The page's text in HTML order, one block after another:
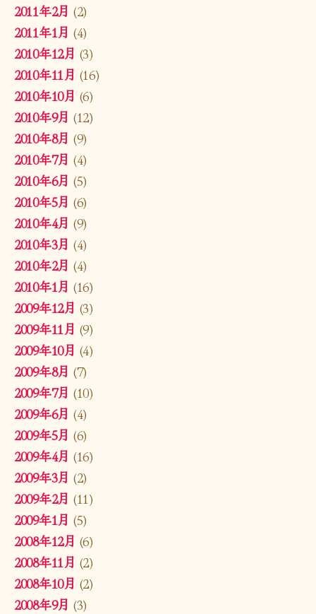
2011年2月 (2)
2011年1月 (4)
2010年12月 (3)
2010年11月 (16)
2010年10月 (6)
2010年9月 (12)
2010年8月 (9)
2010年7月 (4)
2010年6月 (5)
2010年5月 (6)
2010年4月 (9)
2010年3月 (4)
2010年2月 (4)
2010年1月 (16)
2009年12月 (3)
2009年11月 (9)
2009年10月 (4)
2009年8月 (7)
2009年7月 (10)
2009年6月 (4)
2009年5月 (6)
2009年4月 (16)
2009年3月 (2)
2009年2月 (11)
2009年1月 (5)
2008年12月 (6)
2008年11月 (2)
2008年10月 (2)
2008年9月 (3)